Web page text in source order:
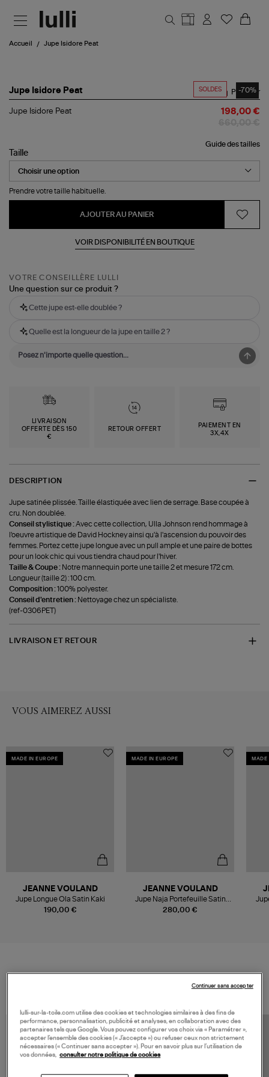
Accueil Jupe Isidore Peat
SOLDES -70%
Jupe Isidore Peat Partager
Jupe Isidore Peat 198,00 €
Guide des tailles
Taille
Prendre votre taille habituelle.
AJOUTER AU PANIER
VOIR DISPONIBILITÉ EN BOUTIQUE
VOTRE CONSEILLÈRE LULLI
Une question sur ce produit ?
Cette jupe est-elle doublée ?
Quelle est la longueur de la jupe en taille 2 ?
LIVRAISON
OFFERTE DÈS 150
€
RETOUR OFFERT
PAIEMENT EN
3X,4X
DESCRIPTION
Jupe satinée plissée. Taille élastiquée avec lien de serrage. Base coupée à
cru. Non doublée.
Conseil stylistique :Avec cette collection, Ulla Johnson rend hommage à
l'oeuvre artistique de David Hockney ainsi qu'à l'ascension du pouvoir des
femmes. Portez cette jupe longue avec un pull ample et une paire de bottes
pour un look chic qui vous tiendra chaud pour l'hiver.
Taille & Coupe : Notre mannequin porte une taille 2 et mesure 172 cm.
Longueur (taille 2) : 100 cm.
Composition :100% polyester.
Conseil d'entretien : Nettoyage chez un spécialiste.
(ref-0306PET)
LIVRAISON ET RETOUR
VOUS AIMEREZ AUSSI
MADE IN EUROPE
190,00 €
JEANNE VOULAND
Jupe Longue Ola Satin Kaki
MADE IN EUROPE
280,00 €
JEANNE VOULAND
Jupe Naja Portefeuille Satin
Noir
MADE
lulli-sur-la-toile.com utilise des cookies et technologies similaires à des fins de
performance, personnalisation, publicité et analyses, en collaboration avec des
partenaires tels que Google. Vous pouvez configurer vos choix via « Paramétrer »,
accepter l’ensemble des cookies (« J’accepte ») ou refuser ceux non strictement
nécessaires (« Continuer sans accepter »). Pour en savoir plus sur l’utilisation de
vos données, consulter notre politique de cookies
Continuer sans accepter